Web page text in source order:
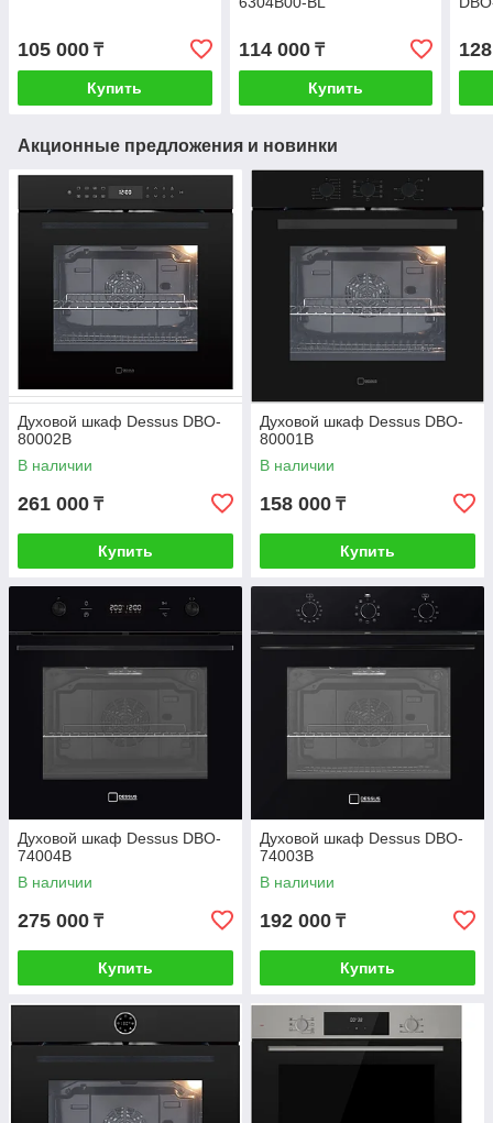
105 000 ₸
Купить
114 000₸
Купить
Акционные предложения и новинки
Духовой шкаф Dessus DBO-
80002B
В наличии
261 000 ₸
Купить
Духовой шкаф Dessus DBO-
80001B
В наличии
158 000 ₸
Купить
Духовой шкаф Dessus DBO-
74004B
В наличии
275 000 ₸
Купить
Духовой шкаф Dessus DBO-
74003B
В наличии
192 000 ₸
Купить